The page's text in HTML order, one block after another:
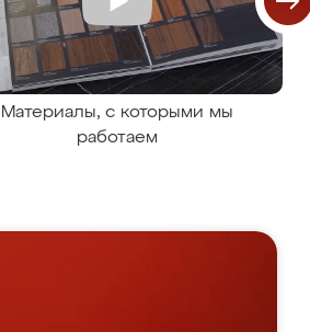
Материалы, с которыми мы
работаем